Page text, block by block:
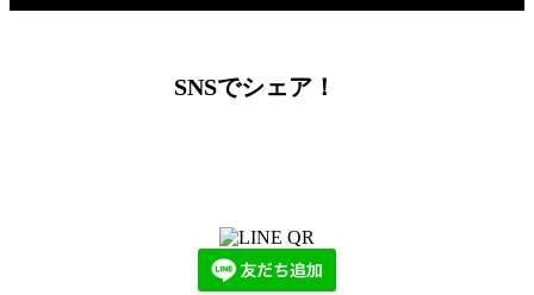
SNSでシェア！